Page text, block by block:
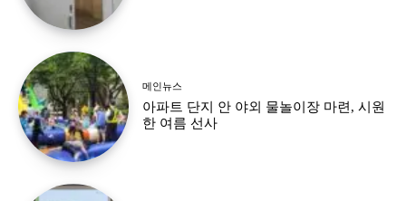
메인뉴스
아파트 단지 안 야외 물놀이장 마련, 시원
한 여름 선사